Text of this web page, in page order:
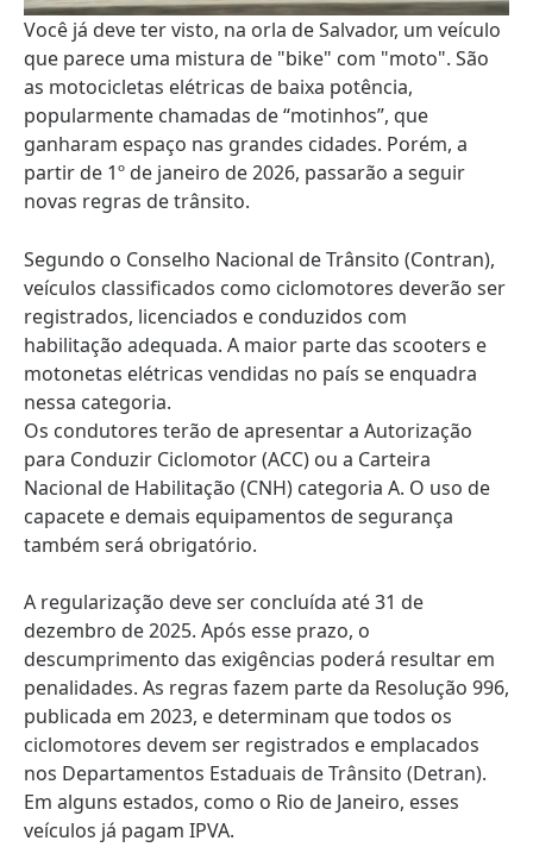
Você já deve ter visto, na orla de Salvador, um veículo
que parece uma mistura de "bike" com "moto". São
as motocicletas elétricas de baixa potência,
popularmente chamadas de “motinhos”, que
ganharam espaço nas grandes cidades. Porém, a
partir de 1º de janeiro de 2026, passarão a seguir
novas regras de trânsito.
Segundo o Conselho Nacional de Trânsito (Contran),
veículos classificados como ciclomotores deverão ser
registrados, licenciados e conduzidos com
habilitação adequada. A maior parte das scooters e
motonetas elétricas vendidas no país se enquadra
nessa categoria.
Os condutores terão de apresentar a Autorização
para Conduzir Ciclomotor (ACC) ou a Carteira
Nacional de Habilitação (CNH) categoria A. O uso de
capacete e demais equipamentos de segurança
também será obrigatório.
A regularização deve ser concluída até 31 de
dezembro de 2025. Após esse prazo, o
descumprimento das exigências poderá resultar em
penalidades. As regras fazem parte da Resolução 996,
publicada em 2023, e determinam que todos os
ciclomotores devem ser registrados e emplacados
nos Departamentos Estaduais de Trânsito (Detran).
Em alguns estados, como o Rio de Janeiro, esses
veículos já pagam IPVA.